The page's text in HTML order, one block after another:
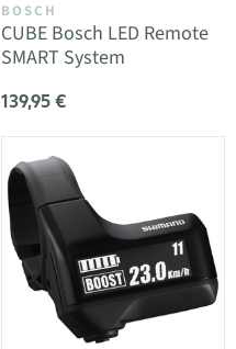
BOSCH
CUBE Bosch LED Remote
SMART System
139,95 €